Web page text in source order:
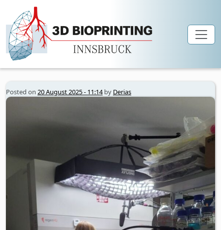
Skip to main content
ExpertInnen zum Thema:
Uncategorized
Posted on 20 August 2025 - 11:14 by Derias